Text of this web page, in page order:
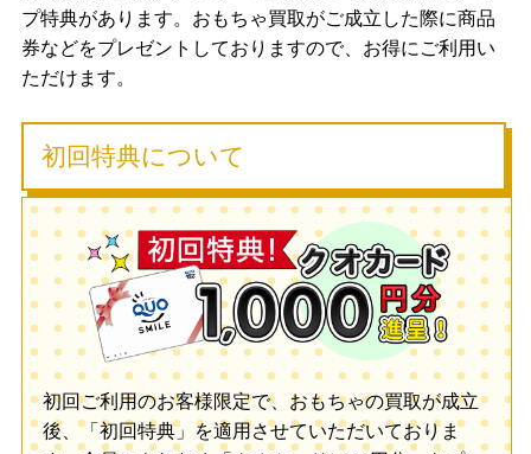
プ特典があります。おもちゃ買取がご成立した際に商品
券などをプレゼントしておりますので、お得にご利用い
ただけます。
初回特典について
初回ご利用のお客様限定で、おもちゃの買取が成立
後、「初回特典」を適用させていただいておりま